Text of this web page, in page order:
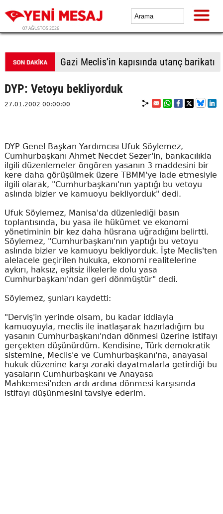
07 AĞUSTOS 2026
Gazi Meclis’in kapısında utanç barikatı
DYP: Vetoyu bekliyorduk
27.01.2002 00:00:00
DYP Genel Başkan Yardımcısı Ufuk Söylemez,
Cumhurbaşkanı Ahmet Necdet Sezer'in, bankacılıkla
ilgili düzenlemeler öngören yasanın 3 maddesini bir
kere daha görüşülmek üzere TBMM'ye iade etmesiyle
ilgili olarak, "Cumhurbaşkanı'nın yaptığı bu vetoyu
aslında bizler ve kamuoyu bekliyorduk" dedi.
Ufuk Söylemez, Manisa'da düzenlediği basın
toplantısında, bu yasa ile hükümet ve ekonomi
yönetiminin bir kez daha hüsrana uğradığını belirtti.
Söylemez, "Cumhurbaşkanı'nın yaptığı bu vetoyu
aslında bizler ve kamuoyu bekliyorduk. İşte Meclis'ten
alelacele geçirilen hukuka, ekonomi realitelerine
aykırı, haksız, eşitsiz ilkelerle dolu yasa
Cumhurbaşkanı'ndan geri dönmüştür" dedi.
Söylemez, şunları kaydetti:
"Derviş'in yerinde olsam, bu kadar iddiayla
kamuoyuyla, meclis ile inatlaşarak hazırladığım bu
yasanın Cumhurbaşkanı'ndan dönmesi üzerine istifayı
gerçekten düşünürdüm. Kendisine, Türk demokratik
sistemine, Meclis'e ve Cumhurbaşkanı'na, anayasal
hukuk düzenine karşı zoraki dayatmalarla getirdiği bu
yasaların Cumhurbaşkanı ve Anayasa
Mahkemesi'nden ardı ardına dönmesi karşısında
istifayı düşünmesini tavsiye ederim.